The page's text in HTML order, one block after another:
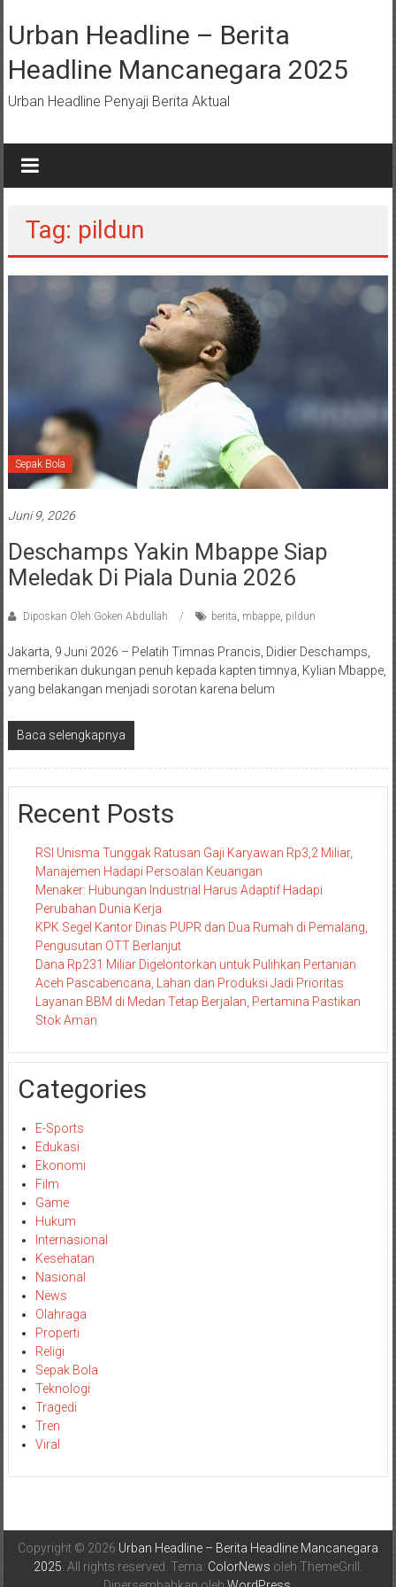
ke
konten
Urban Headline – Berita
Headline Mancanegara 2025
Urban Headline Penyaji Berita Aktual
Tag: pildun
Sepak Bola
Juni 9, 2026
Deschamps Yakin Mbappe Siap
Meledak Di Piala Dunia 2026
Diposkan Oleh:Goken Abdullah berita mbappe, pildun
Jakarta, 9 Juni 2026 – Pelatih Timnas Prancis, Didier Deschamps,
memberikan dukungan penuh kepada kapten timnya, Kylian Mbappe,
yang belakangan menjadi sorotan karena belum
Baca selengkapnya
Recent Posts
RSI Unisma Tunggak Ratusan Gaji Karyawan Rp3,2 Miliar,
Manajemen Hadapi Persoalan Keuangan
Menaker: Hubungan Industrial Harus Adaptif Hadapi
Perubahan Dunia Kerja
KPK Segel Kantor Dinas PUPR dan Dua Rumah di Pemalang,
Pengusutan OTT Berlanjut
Dana Rp231 Miliar Digelontorkan untuk Pulihkan Pertanian
Aceh Pascabencana, Lahan dan Produksi Jadi Prioritas
Layanan BBM di Medan Tetap Berjalan, Pertamina Pastikan
Stok Aman
Categories
E-Sports
Edukasi
Ekonomi
Film
Game
Hukum
Internasional
Kesehatan
Nasional
News
Olahraga
Properti
Religi
Sepak Bola
Teknologi
Tragedi
Tren
Viral
Copyright © 2026 Urban Headline – Berita Headline Mancanegara
2025 . All rights reserved. Tema: ColorNews oleh ThemeGrill.